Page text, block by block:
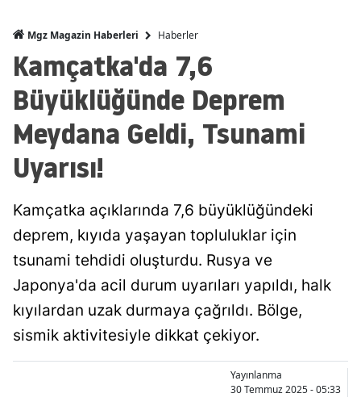
Mgz Magazin Haberleri Haberler
Kamçatka'da 7,6
Büyüklüğünde Deprem
Meydana Geldi, Tsunami
Uyarısı!
Kamçatka açıklarında 7,6 büyüklüğündeki
deprem, kıyıda yaşayan topluluklar için
tsunami tehdidi oluşturdu. Rusya ve
Japonya'da acil durum uyarıları yapıldı, halk
kıyılardan uzak durmaya çağrıldı. Bölge,
sismik aktivitesiyle dikkat çekiyor.
Yayınlanma
30 Temmuz 2025 - 05:33